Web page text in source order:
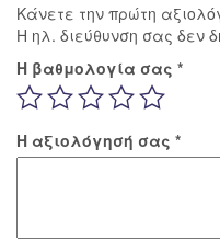
Κάνετε την πρώτη
Η ηλ. διεύθυνση σας δεν
Η βαθμολογία σας *
Η αξιολόγησή σας *